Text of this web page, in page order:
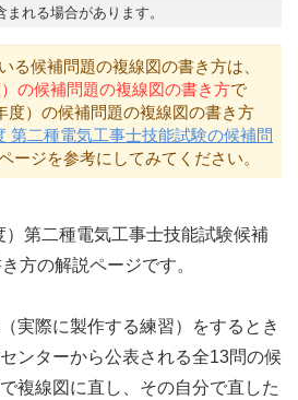
れる場合があります。
る候補問題の複線図の書き方は、
の候補問題の複線図の書き方で
度）の候補問題の複線図の書き方
第二種電気工事士技能試験の候補問
ージを参考にしてみてください。
第二種電気工事士技能試験候補
方の解説ページです。
実際に製作する練習）をするとき
ンターから公表される全13問の候
複線図に直し、その自分で直した